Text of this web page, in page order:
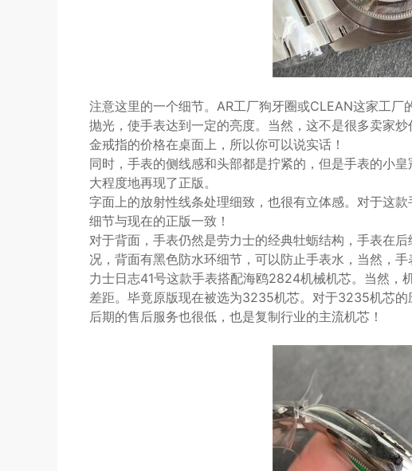
注意这里的一个细节。AR工厂狗牙圈或CLEAN这家工
抛光，使手表达到一定的亮度。当然，这不是很多卖家
金戒指的价格在桌面上，所以你可以说实话！
同时，手表的侧线感和头部都是拧紧的，但是手表的小
大程度地再现了正版。
字面上的放射性线条处理细致，也很有立体感。对于这
细节与现在的正版一致！
对于背面，手表仍然是劳力士的经典牡蛎结构，手表在
况，背面有黑色防水环细节，可以防止手表水，当然，
力士日志41号这款手表搭配海鸥2824机械机芯。当然，
差距。毕竟原版现在被选为3235机芯。对于3235机芯的
后期的售后服务也很低，也是复制行业的主流机芯！